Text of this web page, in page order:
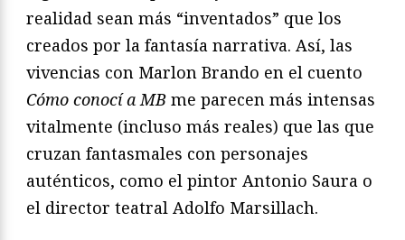
realidad sean más “inventados” que los
creados por la fantasía narrativa. Así, las
vivencias con Marlon Brando en el cuento
Cómo conocía MB me parecen más intensas
vitalmente (incluso más reales) que las que
cruzan fantasmales con personajes
auténticos, como el pintor Antonio Saura o
el director teatral Adolfo Marsillach.